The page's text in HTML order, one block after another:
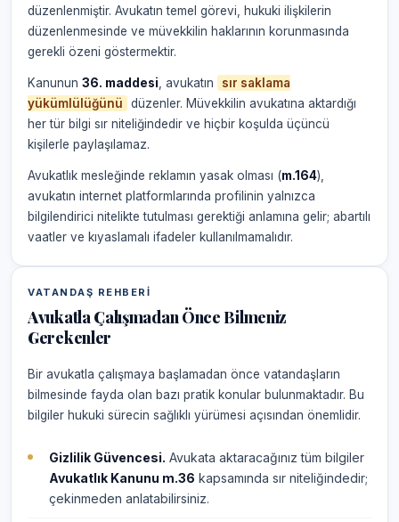
düzenlenmiştir. Avukatın temel görevi, hukuki ilişkilerin
düzenlenmesinde ve müvekkilin haklarının korunmasında
gerekli özeni göstermektir.
Kanunun 36. maddesi , avukatın
sır saklama
yükümlülüğünü
düzenler. Müvekkilin avukatına aktardığı
her tür bilgi sır niteliğindedir ve hiçbir koşulda üçüncü
kişilerle paylaşılamaz.
Avukatlık mesleğinde reklamın yasak olması (m.164),
avukatın internet platformlarında profilinin yalnızca
bilgilendirici nitelikte tutulması gerektiği anlamına gelir; abartılı
vaatler ve kıyaslamalı ifadeler kullanılmamalıdır.
VATANDAŞ REHBERI
Avukatla Çalışmadan Önce Bilmeniz
Gerekenler
Bir avukatla çalışmaya başlamadan önce vatandaşların
bilmesinde fayda olan bazı pratik konular bulunmaktadır. Bu
bilgiler hukuki sürecin sağlıklı yürümesi açısından önemlidir.
Gizlilik Güvencesi. Avukata aktaracağınız tüm bilgiler
Avukatlık Kanunu m.36 kapsamında sır niteliğindedir;
çekinmeden anlatabilirsiniz.